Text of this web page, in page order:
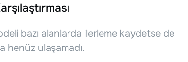
bazı alanlarda ilerleme kaydetse de
henüz ulaşamadı.